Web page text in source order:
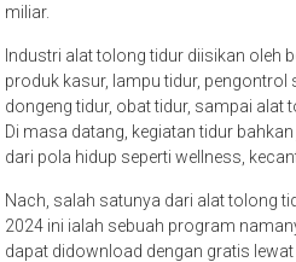
miliar.
Industri alat tolong tidur diisikan oleh
produk kasur, lampu tidur, pengontrol
dongeng tidur, obat tidur, sampai alat
Di masa datang, kegiatan tidur
dari pola hidup seperti wellness,
Nach, salah satunya dari alat tolong
2024 ini ialah sebuah program
dapat didownload dengan gratis